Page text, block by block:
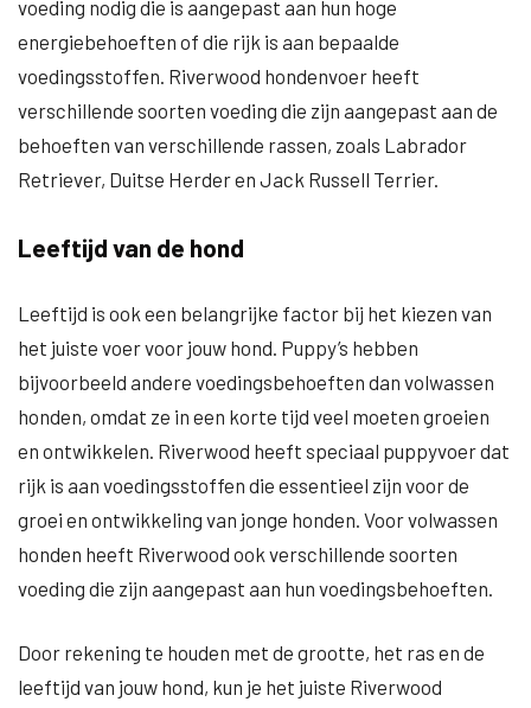
voeding nodig die is aangepast aan hun hoge
energiebehoeften of die rijk is aan bepaalde
voedingsstoffen. Riverwood hondenvoer heeft
verschillende soorten voeding die zijn aangepast aan de
behoeften van verschillende rassen, zoals Labrador
Retriever, Duitse Herder en Jack Russell Terrier.
Leeftijd van de hond
Leeftijd is ook een belangrijke factor bij het kiezen van
het juiste voer voor jouw hond. Puppy’s hebben
bijvoorbeeld andere voedingsbehoeften dan volwassen
honden, omdat ze in een korte tijd veel moeten groeien
en ontwikkelen. Riverwood heeft speciaal puppyvoer dat
rijk is aan voedingsstoffen die essentieel zijn voor de
groei en ontwikkeling van jonge honden. Voor volwassen
honden heeft Riverwood ook verschillende soorten
voeding die zijn aangepast aan hun voedingsbehoeften.
Door rekening te houden met de grootte, het ras en de
leeftijd van jouw hond, kun je het juiste Riverwood